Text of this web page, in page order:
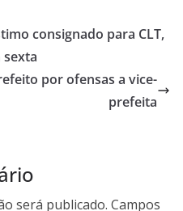
consignado para CLT,
por ofensas a vice-
prefeita
será publicado. Campos